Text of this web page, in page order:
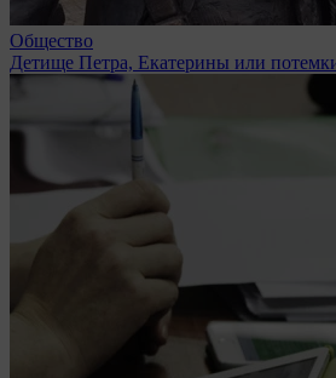
Общество
Детище Петра, Екатерины или